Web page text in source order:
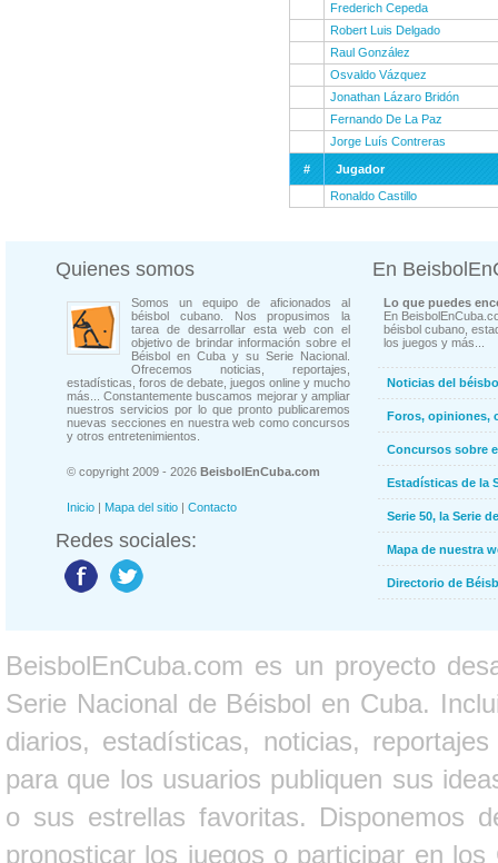
Frederich Cepeda
Robert Luis Delgado
Raul González
Osvaldo Vázquez
Jonathan Lázaro Bridón
Fernando De La Paz
Jorge Luís Contreras
#
Jugador
Ronaldo Castillo
Quienes somos
Somos un equipo de aficionados al
béisbol cubano. Nos propusimos la
tarea de desarrollar esta web con el
objetivo de brindar información sobre el
Béisbol en Cuba y su Serie Nacional.
Ofrecemos noticias, reportajes,
estadísticas, foros de debate, juegos online y mucho
más... Constantemente buscamos mejorar y ampliar
nuestros servicios por lo que pronto publicaremos
nuevas secciones en nuestra web como concursos
y otros entretenimientos.
© copyright 2009 - 2026 BeisbolEnCuba.com
Inicio | Mapa del sitio | Contacto
Redes sociales:
En
Lo que puedes
En
béisbol cubano,
los juegos y más...
Noticias del
Foros, opiniones,
Concursos sobre
Estadísticas de la
Serie 50, la Serie
Mapa de nuestra
Directorio de
BeisbolEnCuba.com es un proyecto
Serie Nacional de Béisbol en Cuba.
diarios, estadísticas, noticias,
para que los usuarios publiquen sus
o sus estrellas favoritas. Disponemos
pronosticar los juegos o participar en